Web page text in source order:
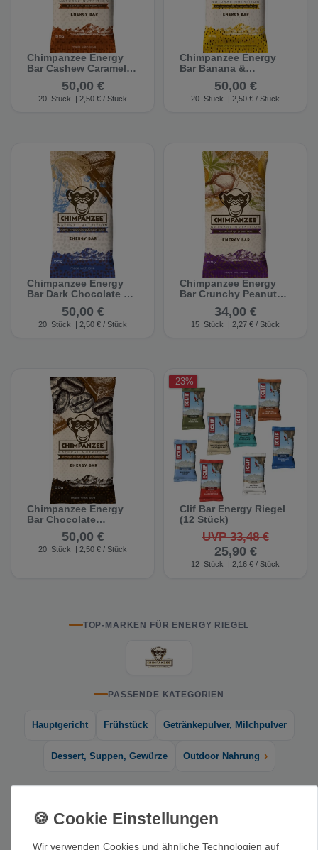
Chimpanzee Energy
Bar Cashew Caramel
50,00 €
20 Stück | 2,50 € / Stück
Chimpanzee Energy
Bar Banana &
50,00 €
20 Stück | 2,50 € / Stück
Chimpanzee Energy
Bar Dark Chocolate &
50,00 €
20 Stück | 2,50 € / Stück
Chimpanzee Energy
Bar Crunchy Peanut
34,00 €
15 Stück | 2,27 € / Stück
Chimpanzee Energy
Bar Chocolate
Espresso (20 Stück)
50,00 €
20 Stück | 2,50 € / Stück
-23%
Clif Bar Energy Riegel
(12 Stück)
UVP 33,48 €
25,90 €
12 Stück | 2,16 € / Stück
TOP-MARKEN FÜR ENERGY RIEGEL
PASSENDE KATEGORIEN
Hauptgericht Frühstück Getränkepulver, Milchpulver
Dessert, Suppen, Gewürze Outdoor Nahrung ›
Bei uns findest du Energy Riegel für alle, die unterwegs schnell
Energie brauchen – ob beim Klettern, Wandern, Trailrunning
Wir verwenden Cookies und ähnliche Technologien auf